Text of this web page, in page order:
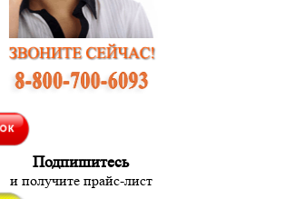
Подпишитесь
и получите прайс-лист